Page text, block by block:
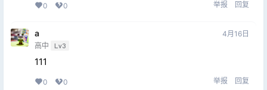
0 0 举报 回复
a
高中 Lv3
4月16日
111
0 0 举报 回复